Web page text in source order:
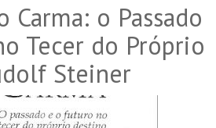
Carma: o Passado
Tecer do Próprio
Steiner